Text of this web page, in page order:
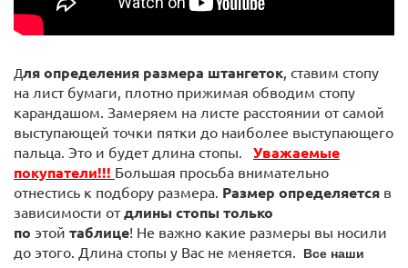
Для определения размера штангеток, ставим стопу
на лист бумаги, плотно прижимая обводим стопу
карандашом. Замеряем на листе расстоянии от самой
выступающей точки пятки до наиболее выступающего
пальца. Это и будет длина стопы. Уважаемые
покупатели!!! Большая просьба внимательно
отнестись к подбору размера. Размер определяется в
зависимости отдлины стопы только
по этой таблице! Не важно какие размеры вы носили
до этого. Длина стопы у Вас не меняется.
Все наши